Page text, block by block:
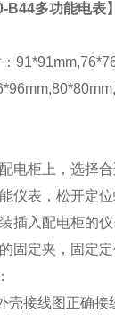
B44多功能电表】
电柜上，选择
仪表，松开定位
插入配电柜的仪
固定夹，固定定
壳接线图正确接